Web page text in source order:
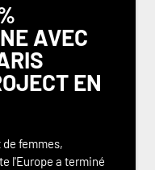
AVEC
EN
femmes,
l'Europe a terminé